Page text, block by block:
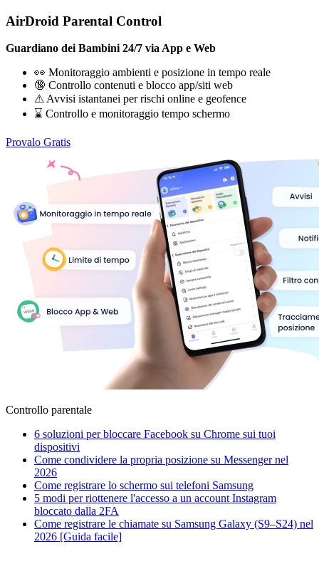
AirDroid Parental Control
Guardiano dei Bambini 24/7 via App e Web
👀 Monitoraggio ambienti e posizione in tempo reale
🔞 Controllo contenuti e blocco app/siti web
⚠ Avvisi istantanei per rischi online e geofence
⌛ Controllo e monitoraggio tempo schermo
Provalo Gratis
Controllo parentale
6 soluzioni per bloccare Facebook su Chrome sui tuoi
dispositivi
Come condividere la propria posizione su Messenger nel
2026
Come registrare lo schermo sui telefoni Samsung
5 modi per riottenere l'accesso a un account Instagram
bloccato dalla 2FA
Come registrare le chiamate su Samsung Galaxy (S9–S24) nel
2026 [Guida facile]